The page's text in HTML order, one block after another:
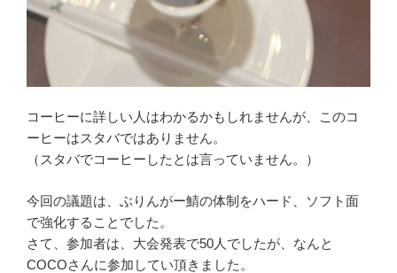
コーヒーに詳しい人はわかるかもしれませんが、このコ
ーヒーはスタバではありません。
（スタバでコーヒーしたとは言っていません。）
今回の議題は、ぶりんがー鯖の体制をハード、ソフト面
で強化することでした。
さて、参加者は、大会発表で50人でしたが、なんと
COCOさんに参加してい頂きました。